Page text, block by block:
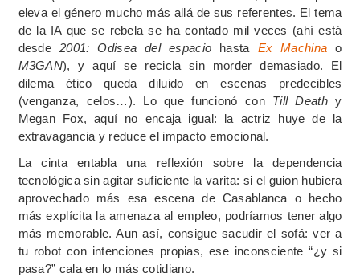
eleva el género mucho más allá de sus referentes. El tema
de la IA que se rebela se ha contado mil veces (ahí está
desde 2001: Odisea del espacio hasta Ex Machina o
M3GAN), y aquí se recicla sin morder demasiado. El
dilema ético queda diluido en escenas predecibles
(venganza, celos…). Lo que funcionó con Till Deathy
Megan Fox, aquí no encaja igual: la actriz huye de la
extravagancia y reduce el impacto emocional.
La cinta entabla una reflexión sobre la dependencia
tecnológica sin agitar suficiente la varita: si el guion hubiera
aprovechado más esa escena de Casablanca o hecho
más explícita la amenaza al empleo, podríamos tener algo
más memorable. Aun así, consigue sacudir el sofá: ver a
tu robot con intenciones propias, ese inconsciente “¿y si
pasa?” cala en lo más cotidiano.